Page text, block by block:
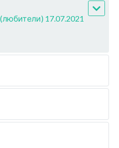
17.07.2021